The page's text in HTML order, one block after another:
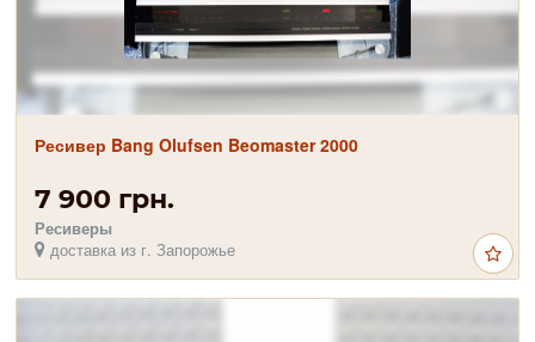
Ресивер Bang Olufsen Beomaster 2000
7 900 грн.
Ресиверы
доставка из г. Запорожье